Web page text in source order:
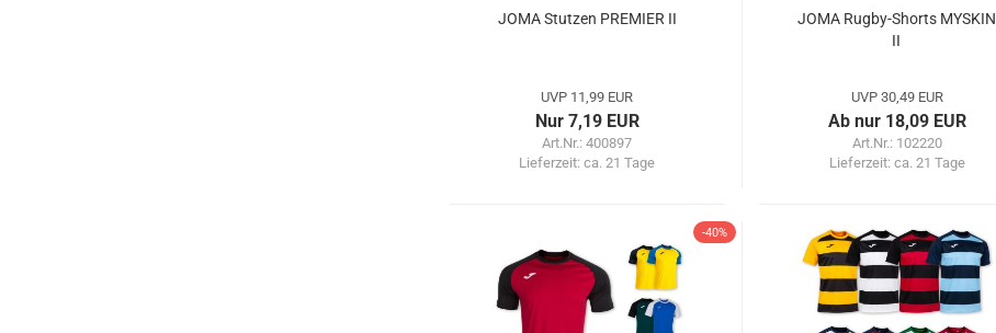
JOMA Stutzen PREMIER II
UVP 11,99 EUR
Nur 7,19 EUR
Art.Nr.: 400897
Lieferzeit:ca. 21 Tage
JOMA Rugby-Shorts MYSKIN
II
UVP 30,49 EUR
Ab nur 18,09 EUR
Art.Nr.: 102220
Lieferzeit: ca. 21 Tage
-40%